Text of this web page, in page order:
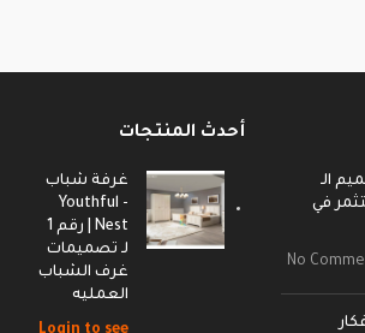
الـ
| استثمر في
No
| 5 أفكار
أحدث المنتجات
غرفة شباب
- Youthful
Nest | رقم 1
لـ تصميمات
غرف الشباب
العمليه